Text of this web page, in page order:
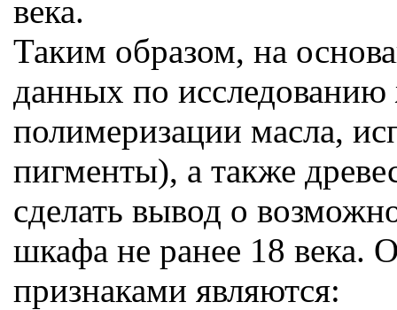
века.
Таким образом, на
данных по исследованию
полимеризации масла,
пигменты), а также
сделать вывод о
шкафа не ранее 18 века.
признаками являются: